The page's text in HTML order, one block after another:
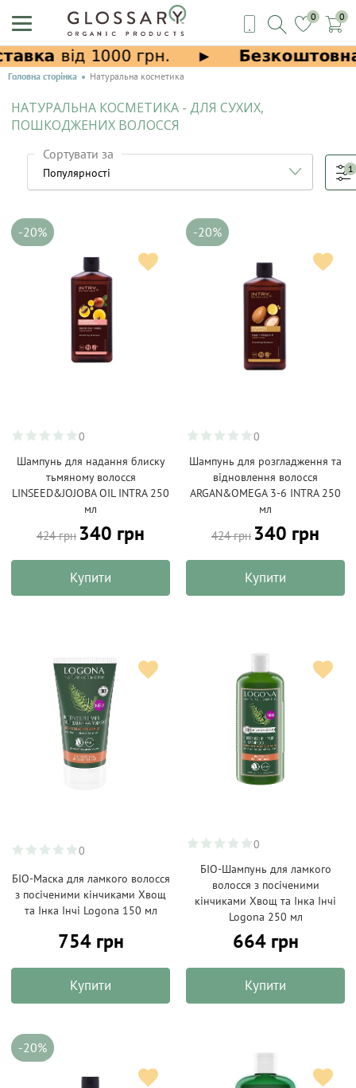
0 0
Головна сторінка Натуральна косметика
НАТУРАЛЬНА КОСМЕТИКА - ДЛЯ СУХИХ,
ПОШКОДЖЕНИХ ВОЛОССЯ
Сортувати за
1
-20%
0
Шампунь для надання блиску
тьмяному волосся
LINSEED&JOJOBA OIL INTRA 250
мл
424 грн 340 грн
Купити
-20%
0
Шампунь для розгладження та
відновлення волосся
ARGAN&OMEGA 3-6 INTRA 250
мл
424 грн 340 грн
Купити
0
БІО-Маска для ламкого волосся
з посіченими кінчиками Хвощ
та Інка Інчі Logona 150 мл
754 грн
Купити
0
БІО-Шампунь для ламкого
волосся з посіченими
кінчиками Хвощ та Інка Інчі
Logona 250 мл
664 грн
Купити
-20%